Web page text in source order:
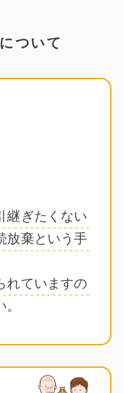
ついて
継ぎたくない
放棄という手
れていますの